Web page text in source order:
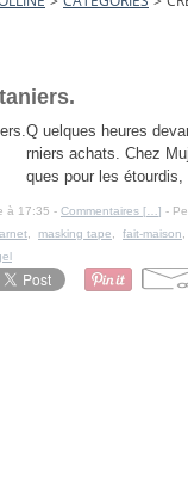
Q uelques heures
rniers achats. Chez
ques pour les
à 17:35 - Commentaires [ ] -
masking tape fait-maison